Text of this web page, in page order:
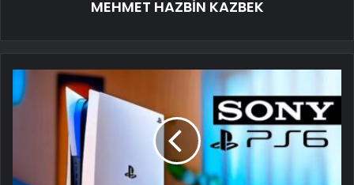
MEHMET HAZBİN KAZBEK